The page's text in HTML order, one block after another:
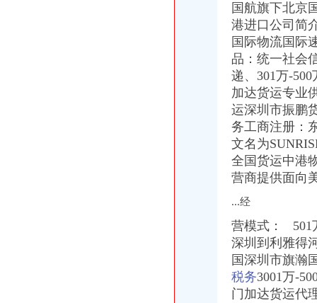
化妆品快递巴哈马专业出口敏感货-厂家|供应商-采购国际货物运输出
路运代理业务厂家_路运代理业务厂家/公司-阿里巴巴公司黄页
【重庆北京天地顺聘货运代理公司】网点,地址,电话,营业时间-大
中东专线深圳市飞达国际货运代理有限公司有[公司已核实]-搜狐
郑州报关代理黄页、郑州报关代理公司名录、郑州报关代理供应商、
国内速递代理厂家_国内速递代理厂家/公司-阿里巴巴公司黄页
第45页装货货代公司装货货运代理公司黄页装货货代企业查询-
中原地产免中介费家代理“重庆瑞安天地”-房产新闻-重庆搜狐焦点网
重庆恒信天地房地产代理有限公司发展战略研究-收费硕士博士论文-论
重庆市衣服快递到爱尔兰价格门到门国际包税出口服务（图）-供应信
关于公布国际货物运输代理企业名单的通知-法规库-110网
重庆易亿服装贸易有限公司,主营：服装服饰,箱包设计及销售；品
国航旗下北京
港进口公司简
国际物流国际
品：统一社会
递、301万-
加达货运专业
运深圳市振鹏
务工商注册：
文名为
全国货运中港
营商提供面向
...经
营模式： 501
深圳到利雅得
国深圳市旗瀚
税务3001万-
门 加达货运代